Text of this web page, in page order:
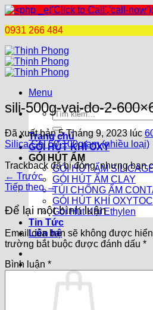
0931 266 484
Chuyển
đến
nội
Menu
Tìm
kiếm:
Trang chủ
GÓI HÚT KHÍ OXY
GÓI HÚT ẨM
GÓI HÚT ẨM
GÓI HÚT ẨM CLAY
TÚI CHỐNG ẨM
GÓI HÚT KHÍ OXYTOC
Gói Hút Khí Ethylen
Tin Tức
Liên hệ
sili-500g-vai-do-2-
Đã xuất bản5 Tháng 9, 2023lúc
Silica Gel 50-100gram (nhiều loại)
Trackback đã bị đóng, nhưng bạn
← Trước
Tiếp theo →
Để lại một bình luận
Email của bạn sẽ không được
trường bắt buộc được đánh dấu *
Bình luận *